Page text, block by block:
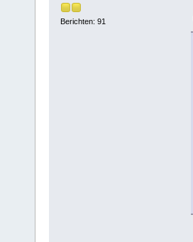
Berichten: 91